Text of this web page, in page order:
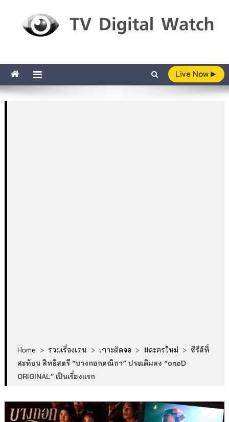
Live Now
Home > รวมเรื่องเด่น > เกาะติดจอ > #ละครใหม่ > ซีรีส์ที่
สะท้อน สิทธิสตรี “บางกอกคณิกา” ประเดิมลง “oneD
ORIGINAL” เป็นเรื่องแรก